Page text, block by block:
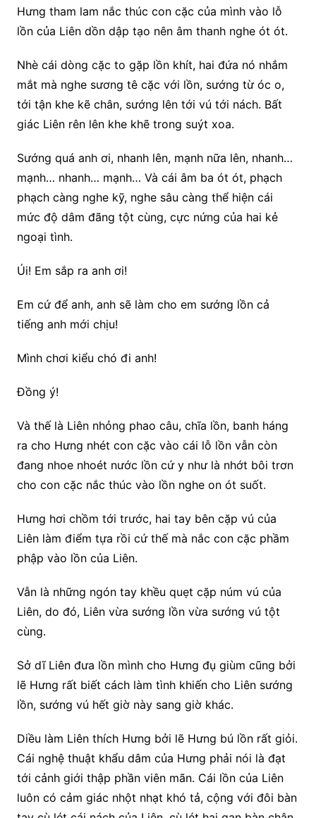
Hưng tham lam nắc thúc con cặc của mình vào lỗ
lồn của Liên dồn dập tạo nên âm thanh nghe ót ót.
Nhè cái dòng cặc to gặp lồn khít, hai đứa nó nhắm
mắt mà nghe sương tê cặc với lồn, sướng từ óc o,
tới tận khe kẽ chân, sướng lên tới vú tới nách. Bất
giác Liên rên lên khe khẽ trong suýt xoa.
Sướng quá anh ơi, nhanh lên, mạnh nữa lên, nhanh…
mạnh… nhanh… mạnh… Và cái âm ba ót ót, phạch
phạch càng nghe kỹ, nghe sâu càng thể hiện cái
mức độ dâm đãng tột cùng, cực nứng của hai kẻ
ngoại tình.
Úi! Em sắp ra anh ơi!
Em cứ để anh, anh sẽ làm cho em sướng lồn cả
tiếng anh mới chịu!
Mình chơi kiểu chó đi anh!
Đồng ý!
Và thế là Liên nhỏng phao câu, chĩa lồn, banh háng
ra cho Hưng nhét con cặc vào cái lỗ lồn vẫn còn
đang nhoe nhoét nước lồn cứ y như là nhớt bôi trơn
cho con cặc nắc thúc vào lồn nghe on ót suốt.
Hưng hơi chồm tới trước, hai tay bên cặp vú của
Liên làm điểm tựa rồi cứ thế mà nắc con cặc phầm
phập vào lồn của Liên.
Vẫn là những ngón tay khều quẹt cặp núm vú của
Liên, do đó, Liên vừa sướng lồn vừa sướng vú tột
cùng.
Sở dĩ Liên đưa lồn mình cho Hưng đụ giùm cũng bởi
lẽ Hưng rất biết cách làm tình khiến cho Liên sướng
lồn, sướng vú hết giờ này sang giờ khác.
Diều làm Liên thích Hưng bởi lẽ Hưng bú lồn rất giỏi.
Cái nghệ thuật khẩu dâm của Hưng phải nói là đạt
tới cảnh giới thập phần viên mãn. Cái lồn của Liên
luôn có cảm giác nhột nhạt khó tả, cộng với đôi bàn